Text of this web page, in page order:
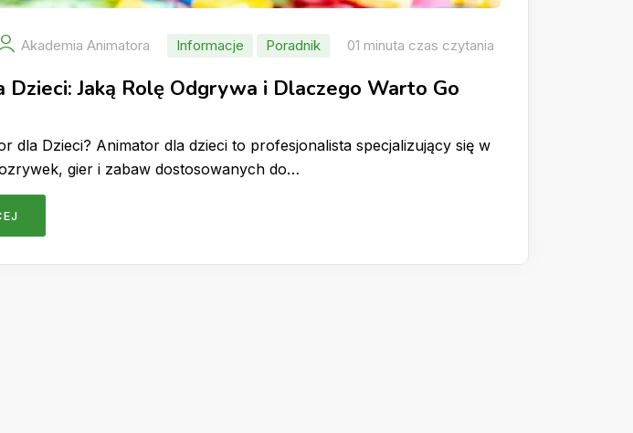
Akademia Animatora Informacje Poradnik 01 minuta czas czytania
Dzieci: Jaką Rolę Odgrywa i Dlaczego Warto Go
dla Dzieci? Animator dla dzieci to profesjonalista specjalizujący się w
gier i zabaw dostosowanych do…